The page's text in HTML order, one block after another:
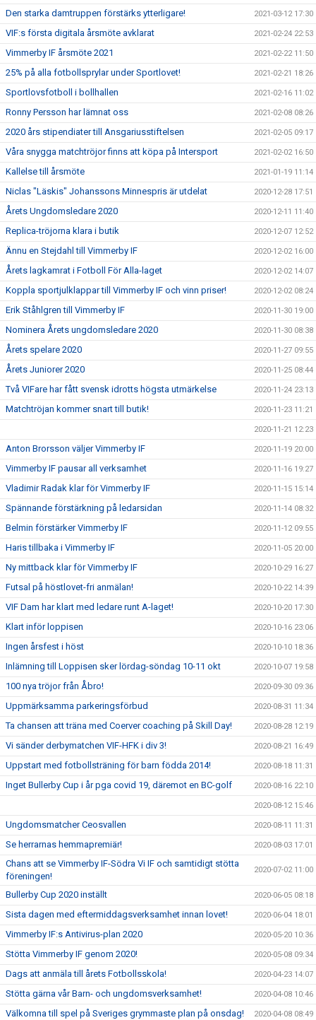
Den starka damtruppen förstärks ytterligare! 2021-03-12 17:30
VIF:s första digitala årsmöte avklarat 2021-02-24 22:53
Vimmerby IF årsmöte 2021 2021-02-22 11:50
25% på alla fotbollsprylar under Sportlovet! 2021-02-21 18:26
Sportlovsfotboll i bollhallen 2021-02-16 11:02
Ronny Persson har lämnat oss 2021-02-08 08:26
2020 års stipendiater till Ansgariusstiftelsen 2021-02-05 09:17
Våra snygga matchtröjor finns att köpa på Intersport 2021-02-02 16:50
Kallelse till årsmöte 2021-01-19 11:14
Niclas "Läskis" Johanssons Minnespris är utdelat 2020-12-28 17:51
Årets Ungdomsledare 2020 2020-12-11 11:40
Replica-tröjorna klara i butik 2020-12-07 12:52
Ännu en Stejdahl till Vimmerby IF 2020-12-02 16:00
Årets lagkamrat i Fotboll För Alla-laget 2020-12-02 14:07
Koppla sportjulklappar till Vimmerby IF och vinn priser! 2020-12-02 08:24
Erik Ståhlgren till Vimmerby IF 2020-11-30 19:00
Nominera Årets ungdomsledare 2020 2020-11-30 08:38
Årets spelare 2020 2020-11-27 09:55
Årets Juniorer 2020 2020-11-25 08:44
Två VIFare har fått svensk idrotts högsta utmärkelse 2020-11-24 23:13
Matchtröjan kommer snart till butik! 2020-11-23 11:21
2020-11-21 12:23
Anton Brorsson väljer Vimmerby IF 2020-11-19 20:00
Vimmerby IF pausar all verksamhet 2020-11-16 19:27
Vladimir Radak klar för Vimmerby IF 2020-11-15 15:14
Spännande förstärkning på ledarsidan 2020-11-14 08:32
Belmin förstärker Vimmerby IF 2020-11-12 09:55
Haris tillbaka i Vimmerby IF 2020-11-05 20:00
Ny mittback klar för Vimmerby IF 2020-10-29 16:27
Futsal på höstlovet-fri anmälan! 2020-10-22 14:39
VIF Dam har klart med ledare runt A-laget! 2020-10-20 17:30
Klart inför loppisen 2020-10-16 23:06
Ingen årsfest i höst 2020-10-10 18:36
Inlämning till Loppisen sker lördag-söndag 10-11 okt 2020-10-07 19:58
100 nya tröjor från Åbro! 2020-09-30 09:36
Uppmärksamma parkeringsförbud 2020-08-31 11:34
Ta chansen att träna med Coerver coaching på Skill Day! 2020-08-28 12:19
Vi sänder derbymatchen VIF-HFK i div 3! 2020-08-21 16:49
Uppstart med fotbollsträning för barn födda 2014! 2020-08-18 11:31
Inget Bullerby Cup i år pga covid 19, däremot en BC-golf 2020-08-16 22:10
2020-08-12 15:46
Ungdomsmatcher Ceosvallen 2020-08-11 11:31
Se herrarnas hemmapremiär! 2020-08-03 17:01
Chans att se Vimmerby IF-Södra Vi IF och samtidigt stötta
föreningen!
2020-07-02 11:00
Bullerby Cup 2020 inställt 2020-06-05 08:18
Sista dagen med eftermiddagsverksamhet innan lovet! 2020-06-04 18:01
Vimmerby IF:s Antivirus-plan 2020 2020-05-20 10:36
Stötta Vimmerby IF genom 2020! 2020-05-08 09:34
Dags att anmäla till årets Fotbollsskola! 2020-04-23 14:07
Stötta gärna vår Barn- och ungdomsverksamhet! 2020-04-08 10:46
Välkomna till spel på Sveriges grymmaste plan på onsdag! 2020-04-08 08:49